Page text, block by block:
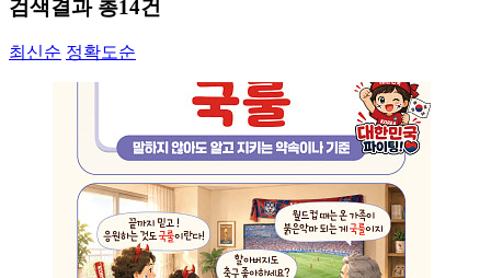
검색결과 총14건
최신순 정확도순